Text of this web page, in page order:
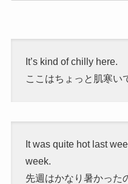
It’s kind of chilly here.
ここはちょっと肌寒い
It was quite hot last
week.
先週はかなり暑かった